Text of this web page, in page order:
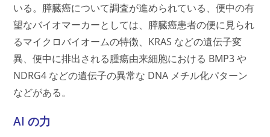
いる。膵臓癌について調査が進められている、便中の有
望なバイオマーカーとしては、膵臓癌患者の便に見られ
るマイクロバイオームの特徴、KRAS などの遺伝子変
異、便中に排出される腫瘍由来細胞における BMP3 や
NDRG4 などの遺伝子の異常な DNA メチル化パターン
などがある。
AI の力